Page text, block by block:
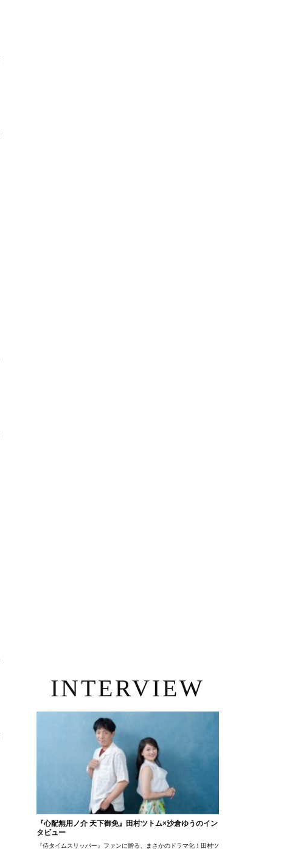
INTERVIEW
『心配無用ノ介 天下御免』田村ツトム×沙倉ゆうのイン
タビュー
『侍タイムスリッパー』ファンに贈る、まさかのドラマ化！田村ツトム×沙倉ゆうのが語